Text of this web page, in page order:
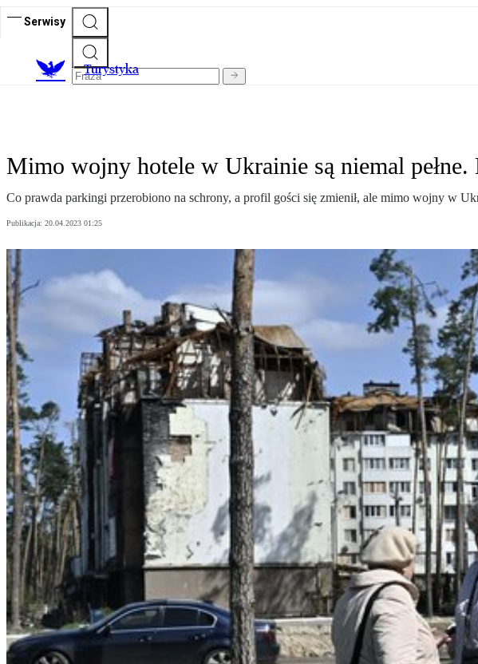
Serwisy
Turystyka
Mimo wojny hotele w Ukrainie są niemal pełne.
Co prawda parkingi przerobiono na schrony, a profil gości się zmienił, ale mimo wojny w
Publikacja: 20.04.2023 01:25